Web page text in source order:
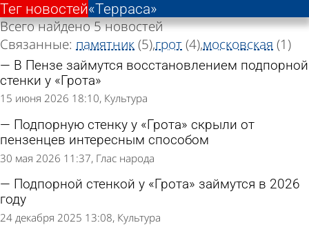
«Терраса»
Тег новостей
Всего найдено 5 новостей
Связанные: памятник(5)грот(4)московская (1)
В Пензе займутся восстановлением подпорной
стенки у «Грота»
15 июня 2026 18:10 Культура
Подпорную стенку у «Грота» скрыли от
пензенцев интересным способом
30 мая 2026 11:37 Глас народа
Подпорной стенкой у «Грота» займутся в 2026
году
24 декабря 2025 13:08 Культура